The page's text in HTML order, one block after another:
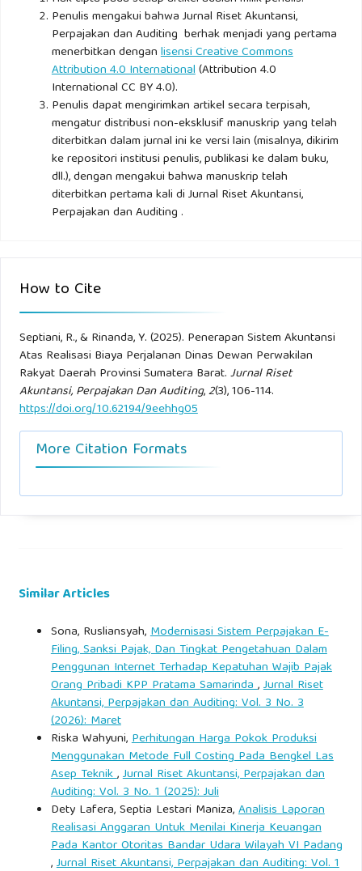
perjalanan dinas” Bandung: cv Pustaka Setia.
Penulis mengakui bahwa Jurnal Riset Akuntansi,
Perpajakan dan Auditing berhak menjadi yang pertama
menerbitkan denganlisensi Creative Commons
Attribution 4.0 International(Attribution 4.0
International CC BY 4.0).
Penulis dapat mengirimkan artikel secara terpisah,
mengatur distribusi non-eksklusif manuskrip yang telah
diterbitkan dalam jurnal ini ke versi lain (misalnya, dikirim
ke repositori institusi penulis, publikasi ke dalam buku,
dll.), dengan mengakui bahwa manuskrip telah
diterbitkan pertama kali di Jurnal Riset Akuntansi,
Perpajakan dan Auditing .
How to Cite
Septiani, R., & Rinanda, Y. (2025). Penerapan Sistem Akuntansi
Atas Realisasi Biaya Perjalanan Dinas Dewan Perwakilan
Rakyat Daerah Provinsi Sumatera Barat.Jurnal Riset
Akuntansi, Perpajakan Dan Auditing,2(3), 106-114.
https://doi.org/10.62194/9eehhg05
More Citation Formats
Similar Articles
Sona, Rusliansyah,Modernisasi Sistem Perpajakan E-
Filing, Sanksi Pajak, Dan Tingkat Pengetahuan Dalam
Penggunan Internet Terhadap Kepatuhan Wajib Pajak
Orang Pribadi KPP Pratama Samarinda,Jurnal Riset
Akuntansi, Perpajakan dan Auditing: Vol. 3 No. 3
(2026): Maret
Riska Wahyuni,Perhitungan Harga Pokok Produksi
Menggunakan Metode Full Costing Pada Bengkel Las
Asep Teknik,Jurnal Riset Akuntansi, Perpajakan dan
Auditing: Vol. 3 No. 1 (2025): Juli
Dety Lafera, Septia Lestari Maniza,Analisis Laporan
Realisasi Anggaran Untuk Menilai Kinerja Keuangan
Pada Kantor Otoritas Bandar Udara Wilayah VI Padang
,Jurnal Riset Akuntansi, Perpajakan dan Auditing: Vol. 1